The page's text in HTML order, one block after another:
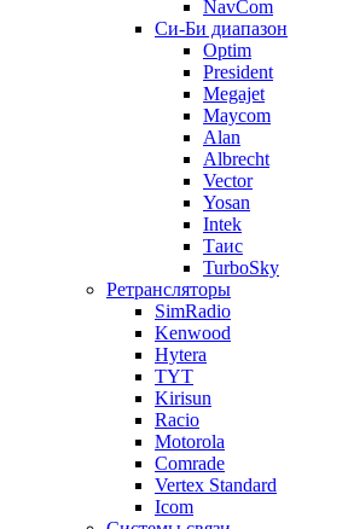
NavCom
Си-Би диапазон
Optim
President
Megajet
Maycom
Alan
Albrecht
Vector
Yosan
Intek
Таис
TurboSky
Ретрансляторы
SimRadio
Kenwood
Hytera
TYT
Kirisun
Racio
Motorola
Comrade
Vertex Standard
Icom